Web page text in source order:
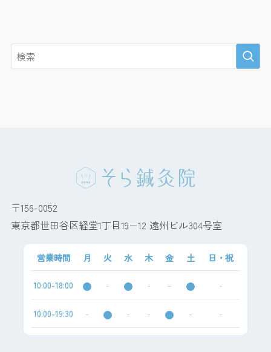
〒156-0052
東京都世田谷区経堂1丁目19−12 遠州ビル304号室
営業時間 月 火 水 木 金 土 日・祝
10:00-18:00 - - - -
10:00-19:30 - - - - -